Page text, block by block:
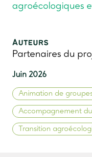
agroécologiques
Auteurs
Partenaires du
Juin 2026
Animation de
Accompagnement
Transition